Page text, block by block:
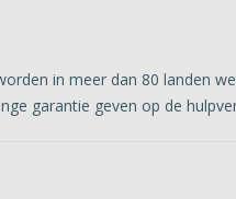
in meer dan 80 landen
garantie geven op de